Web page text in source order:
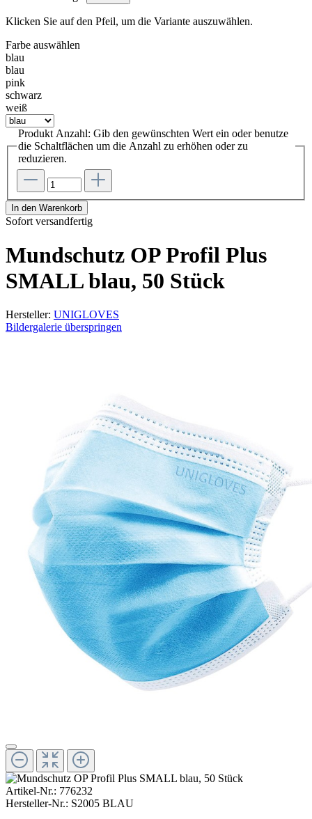
Klicken Sie auf den Pfeil, um die Variante auszuwählen.
Farbe auswählen
blau
blau
pink
schwarz
weiß
Produkt Anzahl: Gib den gewünschten Wert ein oder benutze
die Schaltflächen um die Anzahl zu erhöhen oder zu
reduzieren.
In den Warenkorb
Sofort versandfertig
Mundschutz OP Profil Plus
SMALL blau, 50 Stück
Hersteller: UNIGLOVES
Bildergalerie überspringen
Artikel-Nr.: 776232
Hersteller-Nr.: S2005 BLAU